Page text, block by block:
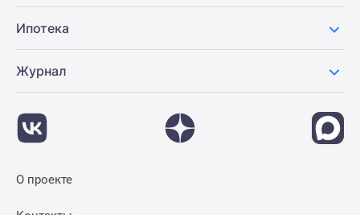
Ипотека
Журнал
О проекте